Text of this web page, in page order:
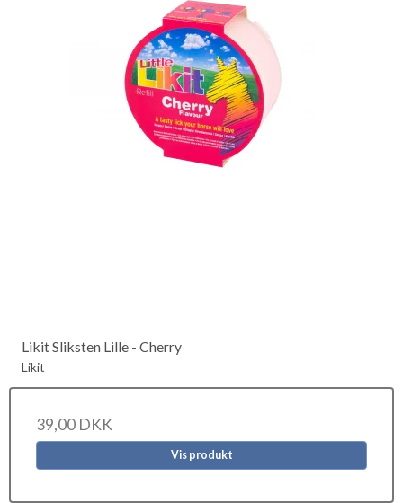
Likit Sliksten Lille - Cherry
Likit
39,00 DKK
Vis produkt